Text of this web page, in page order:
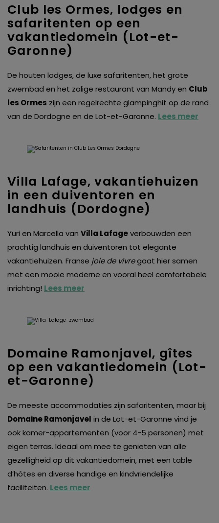
Club les Ormes, lodges en
safaritenten op een
vakantiedomein (Lot-et-
Garonne)
De houten lodges, de luxe safaritenten, het grote
zwembad en het zalige restaurant van Mandy en Club
les Ormes zijn een regelrechte glampinghit op de rand
van de Dordogne en de Lot-et-Garonne. Lees meer
Villa Lafage, vakantiehuizen
in een duiventoren en
landhuis (Dordogne)
Yuri en Marcella van Villa Lafageverbouwden een
prachtig landhuis en duiventoren tot elegante
vakantiehuizen. Franse joie de vivregaat hier samen
met een mooie moderne en vooral heel comfortabele
inrichting! Lees meer
Domaine Ramonjavel, gîtes
op een vakantiedomein (Lot-
et-Garonne)
De meeste accommodaties zijn safaritenten, maar bij
Domaine Ramonjavel in de Lot-et-Garonne vind je
ook kamer-appartementen (voor 4-5 personen) met
eigen terras. Ideaal om mee te genieten van alle
gezelligheid op dit vakantiedomein, met een table
d’hôtes en diverse handige en kindvriendelijke
faciliteiten. Lees meer